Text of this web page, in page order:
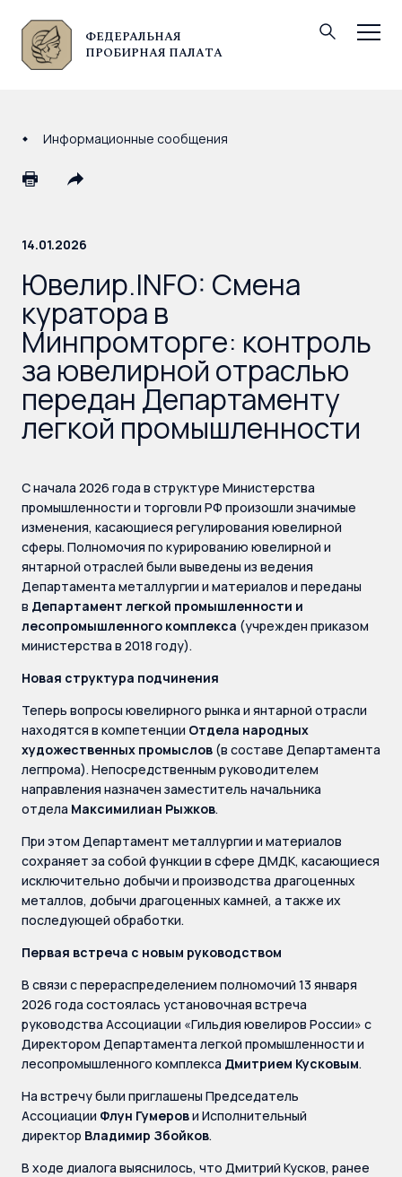
ФЕДЕРАЛЬНАЯ
ПРОБИРНАЯ ПАЛАТА
© Федеральная пробирная палата, 2026
Информационные сообщения
14.01.2026
Ювелир.INFO: Смена
куратора в
Минпромторге: контроль
за ювелирной отраслью
передан Департаменту
легкой промышленности
С начала 2026 года в структуре Министерства
промышленности и торговли РФ произошли значимые
изменения, касающиеся регулирования ювелирной
сферы. Полномочия по курированию ювелирной и
янтарной отраслей были выведены из ведения
Департамента металлургии и материалов и переданы
в Департамент легкой промышленности и
лесопромышленного комплекса (учрежден приказом
министерства в 2018 году).
Новая структура подчинения
Теперь вопросы ювелирного рынка и янтарной отрасли
находятся в компетенции Отдела народных
художественных промыслов (в составе Департамента
легпрома). Непосредственным руководителем
направления назначен заместитель начальника
отдела Максимилиан Рыжков.
При этом Департамент металлургии и материалов
сохраняет за собой функции в сфере ДМДК, касающиеся
исключительно добычи и производства драгоценных
металлов, добычи драгоценных камней, а также их
последующей обработки.
Первая встреча с новым руководством
В связи с перераспределением полномочий 13 января
2026 года состоялась установочная встреча
руководства Ассоциации «Гильдия ювелиров России» с
Директором Департамента легкой промышленности и
лесопромышленного комплекса Дмитрием Кусковым.
На встречу были приглашены Председатель
Ассоциации Флун Гумерови Исполнительный
директор Владимир Збойков.
В ходе диалога выяснилось, что Дмитрий Кусков, ранее